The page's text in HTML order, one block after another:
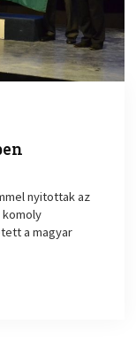
nyitottak az
a magyar